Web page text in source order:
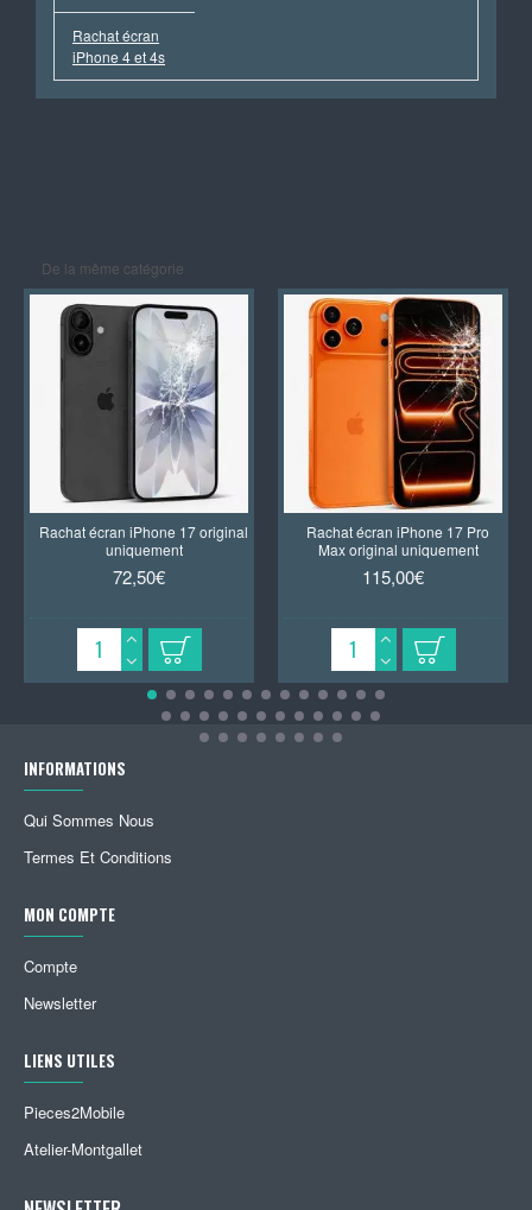
Rachat écran
iPhone 4 et 4s
De la même catégorie
Rachat écran iPhone 17 original
uniquement
72,50€
Rachat écran iPhone 17 Pro
Max original uniquement
115,00€
INFORMATIONS
Qui Sommes Nous
Termes Et Conditions
MON COMPTE
Compte
Newsletter
LIENS UTILES
Pieces2Mobile
Atelier-Montgallet